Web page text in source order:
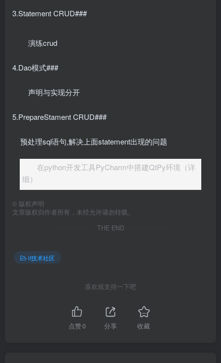
3.Statement CRUD###
演练crud
4.Dao模式###
声明与实现分开
5.PrepareStament CRUD###
预处理sql语句,解决上面statement出现的问题
在python开发工具PyCharm中搭建QtPy环境（详
细）
© 版权声明
文章版权归作者所有，未经允许请勿转载。
THE END
it技术社区
喜欢就支持一下吧
点赞0 分享 收藏